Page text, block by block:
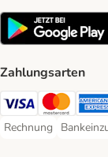
Zahlungsarten
Visa Payment Method
Mastercard
Rechnung
Rechnung Payment